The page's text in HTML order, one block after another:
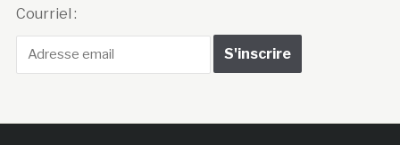
Courriel :